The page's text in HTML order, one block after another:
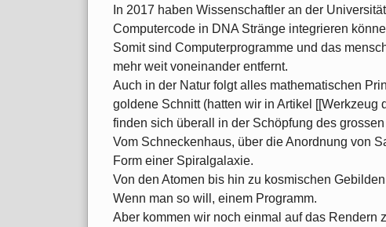
In 2017 haben Wissenschaftler an der
Computercode in DNA Stränge integrieren
Somit sind Computerprogramme und das
mehr weit voneinander entfernt.
Auch in der Natur folgt alles mathematischen
goldene Schnitt (hatten wir in Artikel [[Werkzeug
finden sich überall in der Schöpfung des
Vom Schneckenhaus, über die Anordnung von
Form einer Spiralgalaxie.
Von den Atomen bis hin zu kosmischen
Wenn man so will, einem Programm.
Aber kommen wir noch einmal auf das Rendern